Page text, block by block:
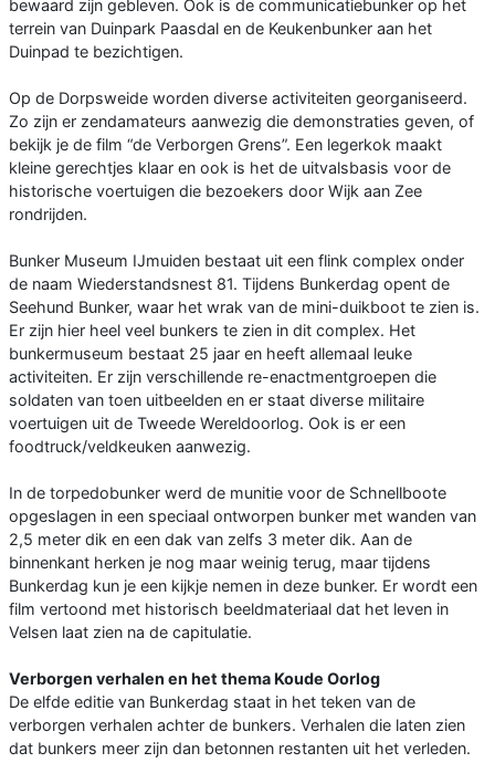
bewaard zijn gebleven. Ook is de communicatiebunker op het
terrein van Duinpark Paasdal en de Keukenbunker aan het
Duinpad te bezichtigen.
Op de Dorpsweide worden diverse activiteiten georganiseerd.
Zo zijn er zendamateurs aanwezig die demonstraties geven, of
bekijk je de film “de Verborgen Grens”. Een legerkok maakt
kleine gerechtjes klaar en ook is het de uitvalsbasis voor de
historische voertuigen die bezoekers door Wijk aan Zee
rondrijden.
Bunker Museum IJmuiden bestaat uit een flink complex onder
de naam Wiederstandsnest 81. Tijdens Bunkerdag opent de
Seehund Bunker, waar het wrak van de mini-duikboot te zien is.
Er zijn hier heel veel bunkers te zien in dit complex. Het
bunkermuseum bestaat 25 jaar en heeft allemaal leuke
activiteiten. Er zijn verschillende re-enactmentgroepen die
soldaten van toen uitbeelden en er staat diverse militaire
voertuigen uit de Tweede Wereldoorlog. Ook is er een
foodtruck/veldkeuken aanwezig.
In de torpedobunker werd de munitie voor de Schnellboote
opgeslagen in een speciaal ontworpen bunker met wanden van
2,5 meter dik en een dak van zelfs 3 meter dik. Aan de
binnenkant herken je nog maar weinig terug, maar tijdens
Bunkerdag kun je een kijkje nemen in deze bunker. Er wordt een
film vertoond met historisch beeldmateriaal dat het leven in
Velsen laat zien na de capitulatie.
Verborgen verhalen en het thema Koude Oorlog
De elfde editie van Bunkerdag staat in het teken van de
verborgen verhalen achter de bunkers. Verhalen die laten zien
dat bunkers meer zijn dan betonnen restanten uit het verleden.